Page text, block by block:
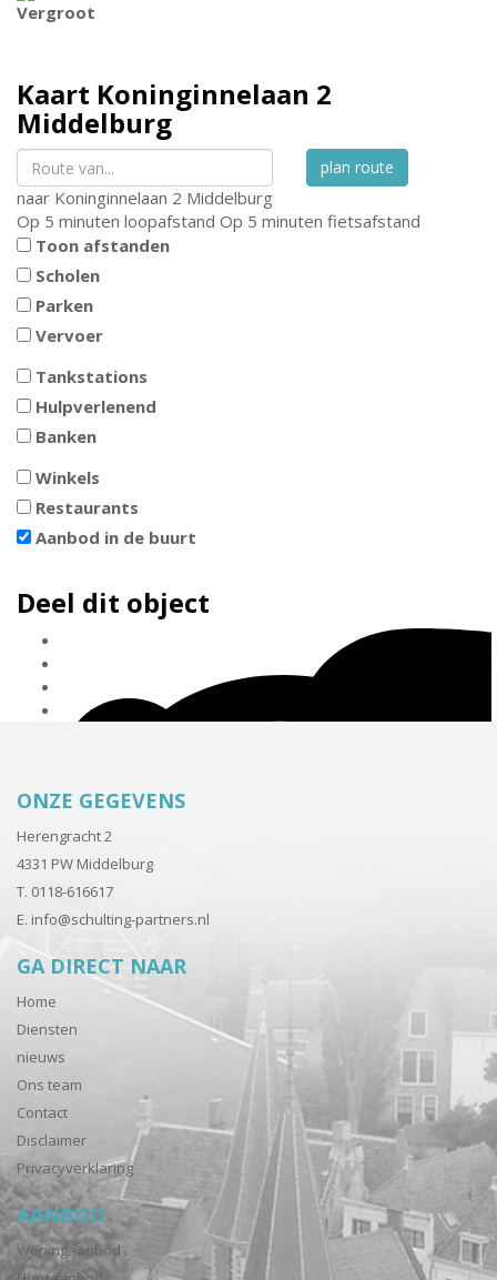
Vergroot
Kaart Koninginnelaan 2
Middelburg
plan route
naar Koninginnelaan 2 Middelburg
Op 5 minuten loopafstand Op 5 minuten fietsafstand
Toon afstanden
Scholen
Parken
Vervoer
Tankstations
Hulpverlenend
Banken
Winkels
Restaurants
Aanbod in de buurt
Deel dit object
ONZE GEGEVENS
Herengracht 2
4331 PW Middelburg
T. 0118-616617
E. info@schulting-partners.nl
GA DIRECT NAAR
Home
Diensten
nieuws
Ons team
Contact
Disclaimer
Privacyverklaring
AANBOD
Woningaanbod